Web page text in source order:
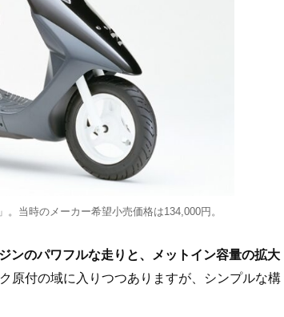
当時のメーカー希望小売価格は134,000円。
ンのパワフルな走りと、メットイン容量の拡大
原付の域に入りつつありますが、シンプルな構